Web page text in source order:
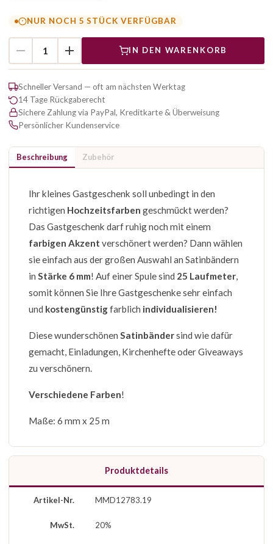
NUR NOCH 5 STÜCK VERFÜGBAR
IN DEN WARENKORB
Schneller Versand — oft am nächsten Werktag
14 Tage Rückgaberecht
Sichere Zahlung via PayPal, Kreditkarte & Überweisung
Persönlicher Kundenservice
Beschreibung Zubehör
Ihr kleines Gastgeschenk soll unbedingt in den
richtigen Hochzeitsfarben geschmückt werden?
Das Gastgeschenk darf ruhig noch mit einem
farbigen Akzent verschönert werden? Dann wählen
sie einfach aus der großen Auswahl an Satinbändern
in Stärke 6 mm! Auf einer Spule sind 25 Laufmeter
somit können Sie Ihre Gastgeschenke sehr einfach
und kostengünstigfarblich individualisieren!
Diese wunderschönen Satinbändersind wie dafür
gemacht, Einladungen, Kirchenhefte oder Giveaways
zu verschönern.
Verschiedene Farben!
Maße: 6 mm x 25 m
Produktdetails
Artikel-Nr. MMD12783.19
MwSt. 20%